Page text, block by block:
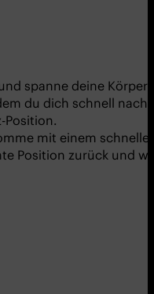
spanne deine
du dich schnell
Position.
mit einem
Position zurück und